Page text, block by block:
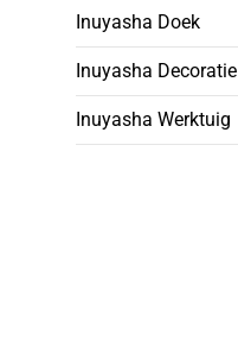
Inuyasha Doek
Inuyasha Decoratie
Inuyasha Werktuig